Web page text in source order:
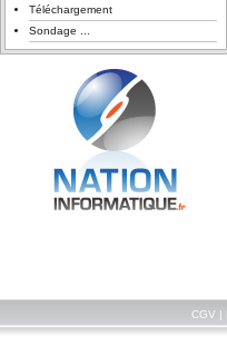
Téléchargement
Sondage ...
CGV